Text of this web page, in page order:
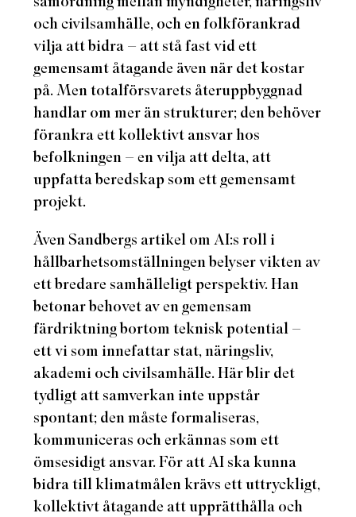
och civilsamhälle, och en folkförankrad
vilja att bidra – att stå fast vid ett
gemensamt åtagande även när det kostar
på. Men totalförsvarets återuppbyggnad
handlar om mer än strukturer; den behöver
förankra ett kollektivt ansvar hos
befolkningen – en vilja att delta, att
uppfatta beredskap som ett gemensamt
projekt.
Även Sandbergs artikel om AI:s roll i
hållbarhetsomställningen belyser vikten av
ett bredare samhälleligt perspektiv. Han
betonar behovet av en gemensam
färdriktning bortom teknisk potential –
ett vi som innefattar stat, näringsliv,
akademi och civilsamhälle. Här blir det
tydligt att samverkan inte uppstår
spontant; den måste formaliseras,
kommuniceras och erkännas som ett
ömsesidigt ansvar. För att AI ska kunna
bidra till klimatmålen krävs ett uttryckligt,
kollektivt åtagande att upprätthålla och